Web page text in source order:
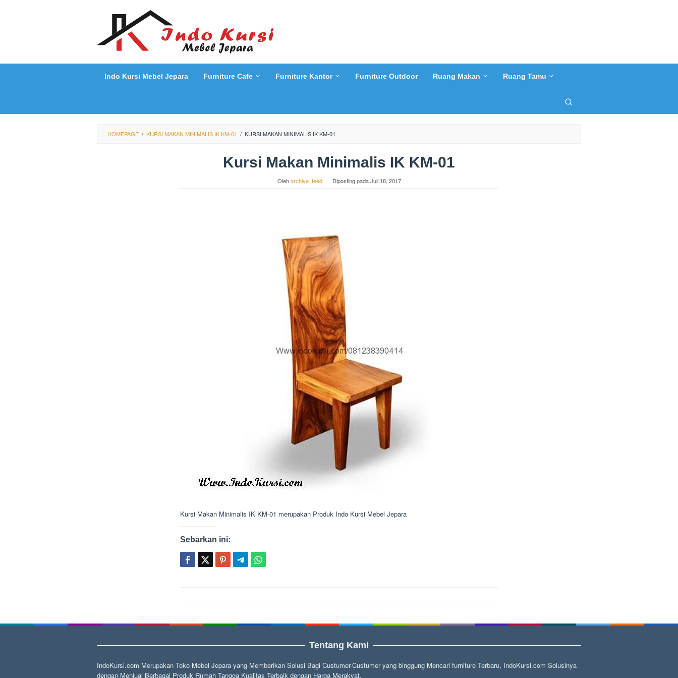
Indo Kursi Mebel Jepara Furniture Cafe Furniture Kantor Furniture Outdoor Ruang Makan Ruang Tamu
HOMEPAGE / KURSI MAKAN MINIMALIS IK KM-01 / KURSI MAKAN MINIMALIS IK KM-01
Kursi Makan Minimalis IK KM-01
Oleharchive_feed Diposting padaJuli 18, 2017
Kursi Makan Minimalis IK KM-01 merupakan Produk Indo Kursi Mebel Jepara
Sebarkan ini:
Tentang Kami
IndoKursi.com Merupakan Toko Mebel Jepara yang Memberikan Solusi Bagi Custumer-Custumer yang binggung Mencari furniture Terbaru, IndoKursi.com Solusinya
dengan Menjual Berbagai Produk Rumah Tangga Kualitas Terbaik dengan Harga Merakyat.